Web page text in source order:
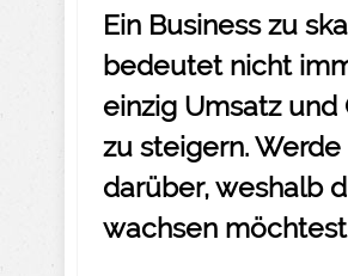
Ein Business zu
bedeutet nicht
einzig Umsatz und
zu steigern. Werde
darüber,weshalb
wachsen